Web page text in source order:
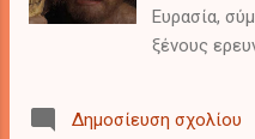
Ευρασία,
ξένους
παλαιότερο
Δημοσίευση σχολίου